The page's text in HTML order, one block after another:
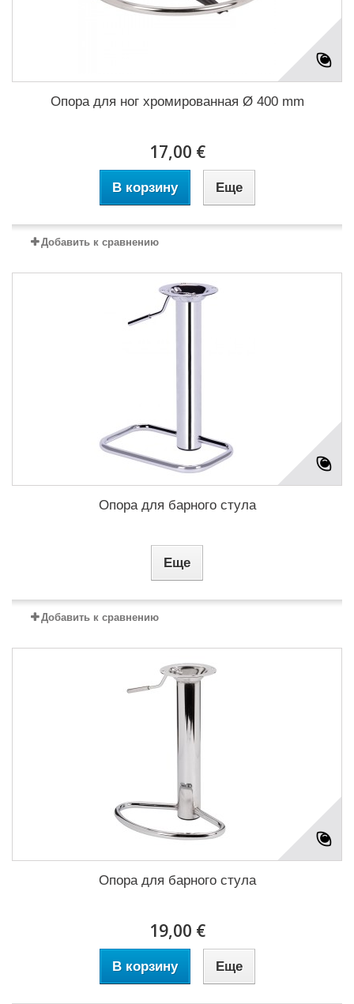
Опора для ног хромированная Ø 400 mm
17,00 €
В корзину Еще
Добавить к сравнению
Опора для барного стула
Еще
Добавить к сравнению
Опора для барного стула
19,00 €
В корзину Еще